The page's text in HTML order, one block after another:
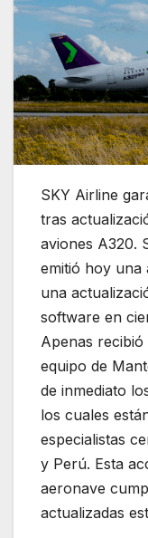
SKY Airline
tras
aviones A320.
emitió hoy una
una
software en
Apenas
equipo de
de inmediato
los cuales
especialistas
y Perú. Esta
aeronave
actualizadas